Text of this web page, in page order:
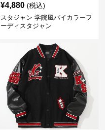
¥4,880 (税込)
スタジャン 学院風バイカラーフ
ーディスタジャン